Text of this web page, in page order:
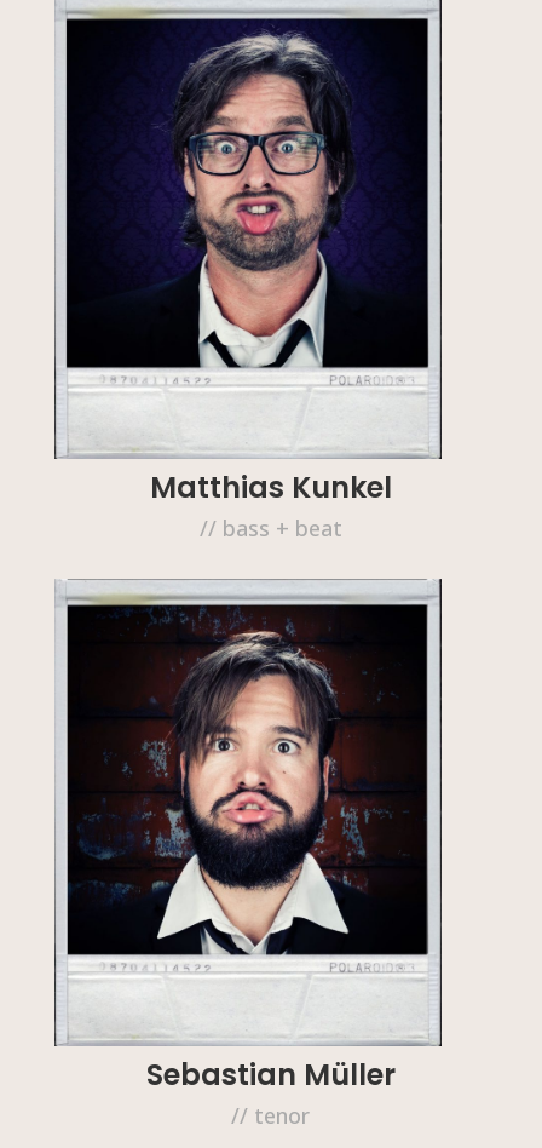
Matthias Kunkel
// bass + beat
Sebastian Müller
// tenor